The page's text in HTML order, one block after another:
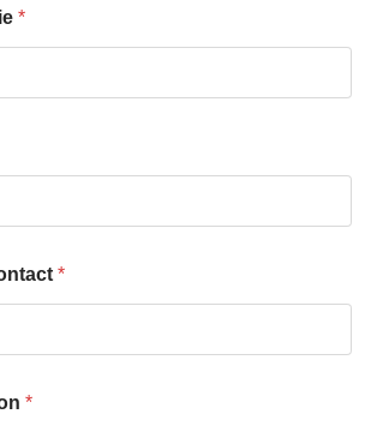
*
*
*